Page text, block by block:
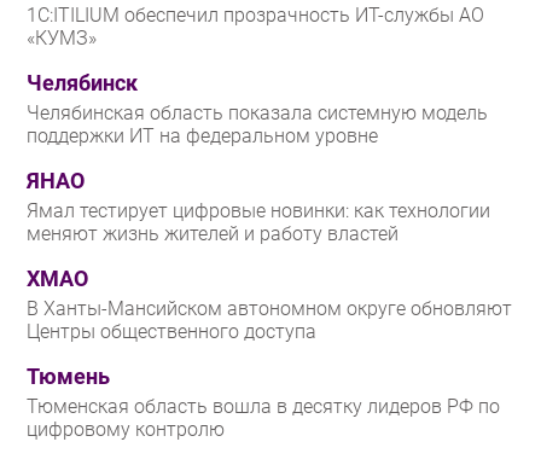
1С:ITILIUM обеспечил прозрачность ИТ-службы АО
«КУМЗ»
Челябинск
Челябинская область показала системную модель
поддержки ИТ на федеральном уровне
ЯНАО
Ямал тестирует цифровые новинки: как технологии
меняют жизнь жителей и работу властей
ХМАО
В Ханты-Мансийском автономном округе обновляют
Центры общественного доступа
Тюмень
Тюменская область вошла в десятку лидеров РФ по
цифровому контролю